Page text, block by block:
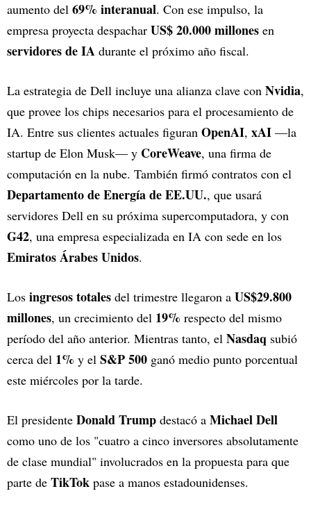
aumento del 69% interanual. Con ese impulso, la
empresa proyecta despachar US$ 20.000 millones en
servidores de IA durante el próximo año fiscal.
La estrategia de Dell incluye una alianza clave con Nvidia,
que provee los chips necesarios para el procesamiento de
IA. Entre sus clientes actuales figuran OpenAI, xAI —la
startup de Elon Musk— y CoreWeave, una firma de
computación en la nube. También firmó contratos con el
Departamento de Energía de EE.UU., que usará
servidores Dell en su próxima supercomputadora, y con
G42, una empresa especializada en IA con sede en los
Emiratos Árabes Unidos.
Los ingresos totales del trimestre llegaron a US$29.800
millones, un crecimiento del 19% respecto del mismo
período del año anterior. Mientras tanto, el Nasdaq subió
cerca del 1% y el S&P 500 ganó medio punto porcentual
este miércoles por la tarde.
El presidente Donald Trump destacó a Michael Dell
como uno de los "cuatro a cinco inversores absolutamente
de clase mundial" involucrados en la propuesta para que
parte de TikTok pase a manos estadounidenses.